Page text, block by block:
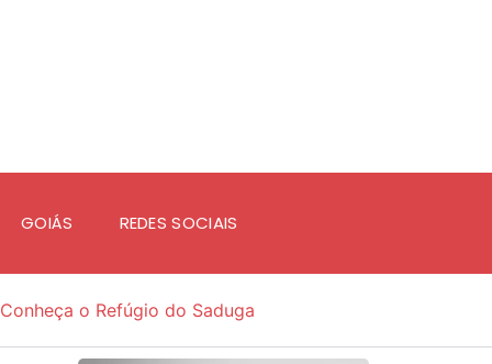
GOIÁS REDES SOCIAIS
Conheça o Refúgio do Saduga